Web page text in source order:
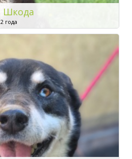
Шкода
2 года